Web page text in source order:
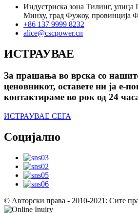
Индустриска зона Тилинг,
Минху, град Фужоу, провинција
+86 137 9999 8232
alice@cscpower.cn
ИСТРАУВАЕ
За прашања во врска со
ценовникот, оставете ни ја е-
контактираме во рок од 24
ИСТРАУВАЕ СЕГА
Социјално
© Авторски права - 2010-2021: Сите